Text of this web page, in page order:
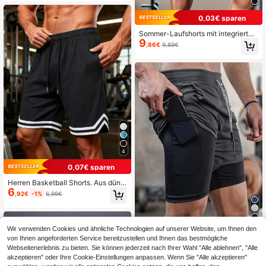
4
0,07€ sparen
Herren Basketball Shorts. Aus dünn
em Material, lockere Passform und
Mesh-Gewebe, diese Shorts sind ei
tner.. Sport
6 ,92€ -1% 6,99€
0,03€ sparen
Sommer-Laufshorts mit integrierter
Unterwäsche, Boyfriend-Stil Herren
3/4 Trainingshose für Fitnessstudio,
9 ,86€ 9,89€
EU Warehouse Gym Rark Boyfriend-
Stil Herren einfarbige minimalistisch
e lässige Sport-Shorts, schulgrau
14,63€
Wir verwenden Cookies und ähnliche Technologien auf unserer Website, um Ihnen den
von Ihnen angeforderten Service bereitzustellen und Ihnen das bestmögliche
Webseitenerlebnis zu bieten. Sie können jederzeit nach Ihrer Wahl "Alle ablehnen", "Alle
akzeptieren" oder Ihre Cookie-Einstellungen anpassen. Wenn Sie "Alle akzeptieren"